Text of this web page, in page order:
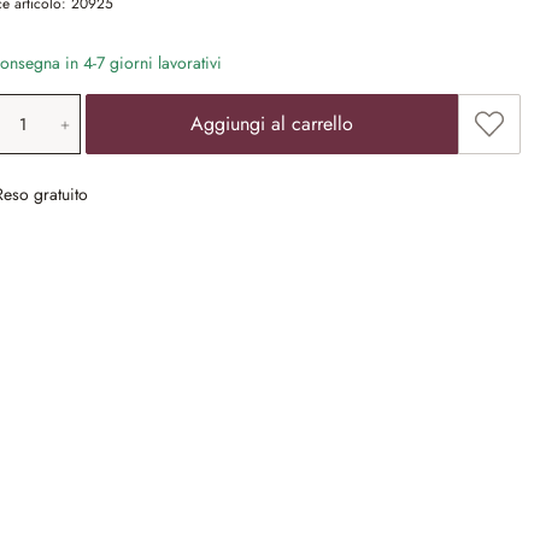
in 4-7 giorni lavorativi
prodotto: inserisci il valore
Aggiungi al carrello
gratuito